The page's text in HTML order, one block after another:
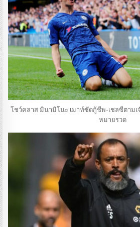
โชว์คลาส มินามิโนะ เมาท์ซัดกู้ชีพ-เชลซีตามเ
หมายรวด